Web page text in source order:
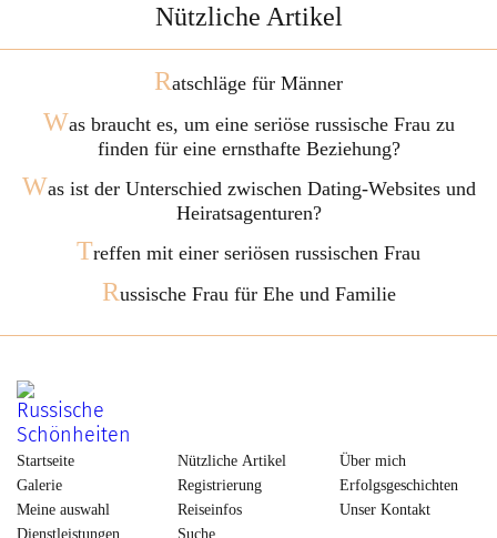
Nützliche Artikel
Ratschläge für Männer
Was braucht es, um eine seriöse russische Frau zu
finden für eine ernsthafte Beziehung?
Was ist der Unterschied zwischen Dating-Websites und
Heiratsagenturen?
Treffen mit einer seriösen russischen Frau
Russische Frau für Ehe und Familie
Startseite
Galerie
Meine auswahl
Dienstleistungen
Nützliche Artikel
Registrierung
Reiseinfos
Suche
Über mich
Erfolgsgeschichten
Unser Kontakt